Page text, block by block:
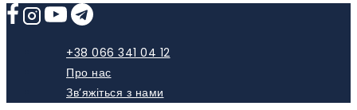
Skip
+38 066 341 04 12
Про нас
Зв’яжіться з нами